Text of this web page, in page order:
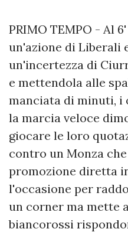
PRIMO TEMPO - Al
un'azione di Liberali
un'incertezza di
e mettendola alle
manciata di minuti, i
la marcia veloce
giocare le loro
contro un Monza
promozione diretta
l'occasione per
un corner ma mette
biancorossi